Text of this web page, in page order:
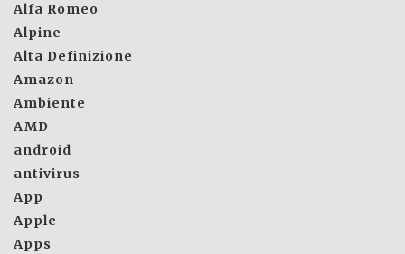
Alfa Romeo
Alpine
Alta Definizione
Amazon
Ambiente
AMD
android
antivirus
App
Apple
Apps